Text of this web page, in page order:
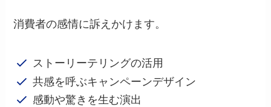
消費者の感情に訴えかけます。
ストーリーテリングの活用
共感を呼ぶキャンペーンデザイン
感動や驚きを生む演出